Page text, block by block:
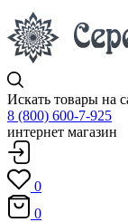
Искать товары на
8 (800) 600-7-925
интернет магазин
0
0